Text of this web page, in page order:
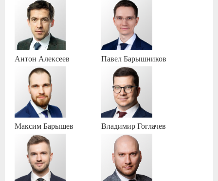
Антон Алексеев ПавелБарышников
МаксимБарышев ВладимирГоглачев